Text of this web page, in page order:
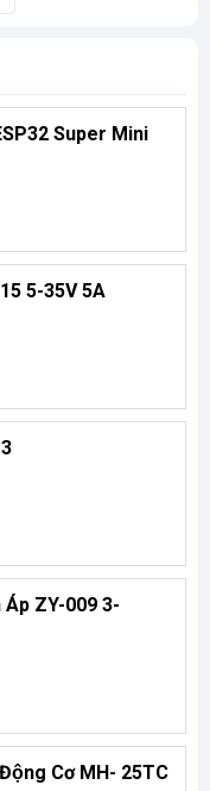
Super Mini
5-35V 5A
ZY-009 3-
Cơ MH- 25TC